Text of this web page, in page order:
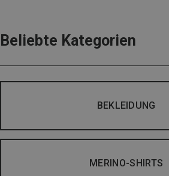
Beliebte Kategorien
BEKLEIDUNG
MERINO-SHIRTS